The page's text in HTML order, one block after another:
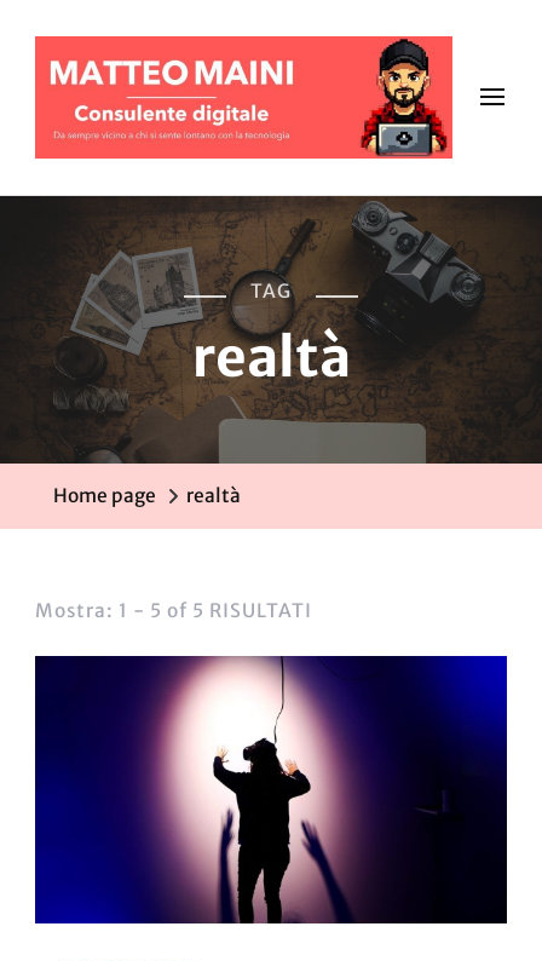
TAG
realtà
Home page realtà
Mostra: 1 - 5 of 5 RISULTATI